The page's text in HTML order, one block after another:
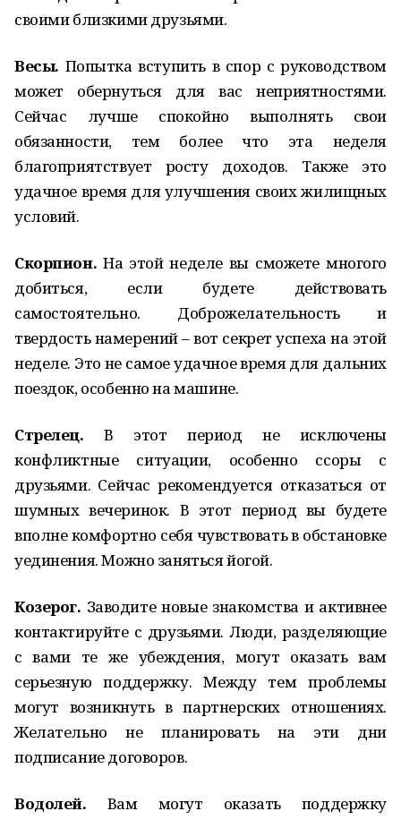
своими близкими друзьями.
Весы. Попытка вступить в спор с руководством
может обернуться для вас неприятностями.
Сейчас лучше спокойно выполнять свои
обязанности, тем более что эта неделя
благоприятствует росту доходов. Также это
удачное время для улучшения своих жилищных
условий.
Скорпион. На этой неделе вы сможете многого
добиться, если будете действовать
самостоятельно. Доброжелательность и
твердость намерений – вот секрет успеха на этой
неделе. Это не самое удачное время для дальних
поездок, особенно на машине.
Стрелец. В этот период не исключены
конфликтные ситуации, особенно ссоры с
друзьями. Сейчас рекомендуется отказаться от
шумных вечеринок. В этот период вы будете
вполне комфортно себя чувствовать в обстановке
уединения. Можно заняться йогой.
Козерог. Заводите новые знакомства и активнее
контактируйте с друзьями. Люди, разделяющие
с вами те же убеждения, могут оказать вам
серьезную поддержку. Между тем проблемы
могут возникнуть в партнерских отношениях.
Желательно не планировать на эти дни
подписание договоров.
Водолей. Вам могут оказать поддержку